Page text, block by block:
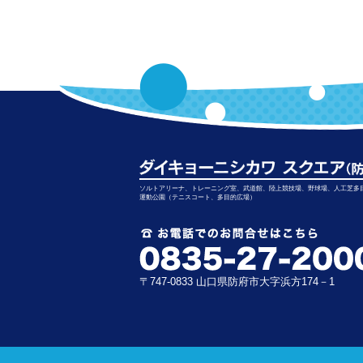
ソルトアリーナ、トレーニング室、武道館、陸上競技場、野球場、人工芝
運動公園（テニスコート、多目的広場）
〒747-0833 山口県防府市大字浜方174－1